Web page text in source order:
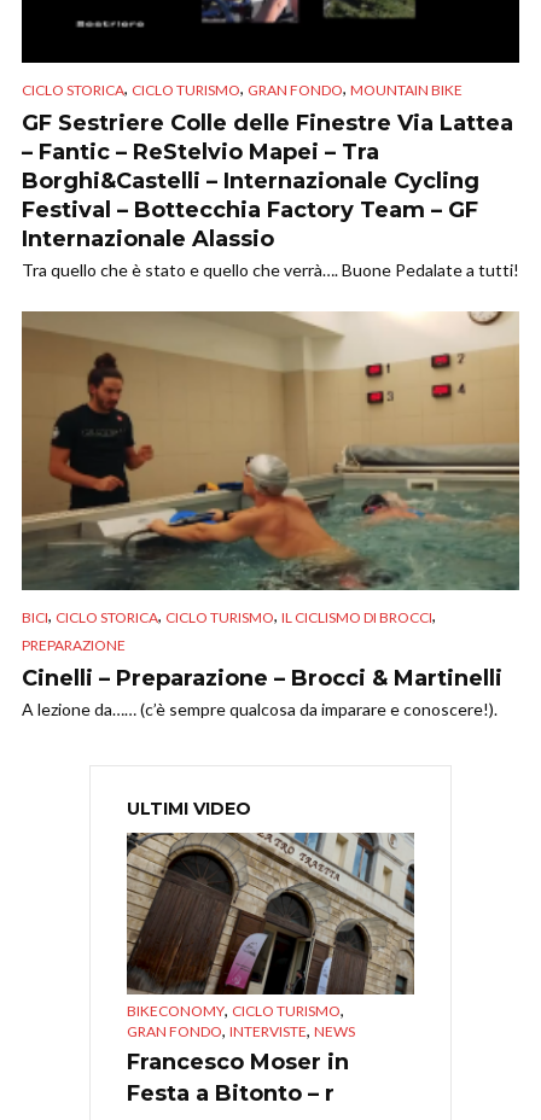
CICLO STORICA, CICLO TURISMO, GRAN FONDO, MOUNTAIN BIKE
GF Sestriere Colle delle Finestre Via Lattea
– Fantic – ReStelvio Mapei – Tra
Borghi&Castelli – Internazionale Cycling
Festival – Bottecchia Factory Team – GF
Internazionale Alassio
Tra quello che è stato e quello che verrà…. Buone Pedalate a tutti!
BICI, CICLO STORICA, CICLO TURISMO, IL CICLISMO DI BROCCI,
PREPARAZIONE
Cinelli – Preparazione – Brocci & Martinelli
A lezione da…… (c’è sempre qualcosa da imparare e conoscere!).
ULTIMI VIDEO
BIKECONOMY, CICLO TURISMO,
GRAN FONDO, INTERVISTE, NEWS
Francesco Moser in
Festa a Bitonto – r